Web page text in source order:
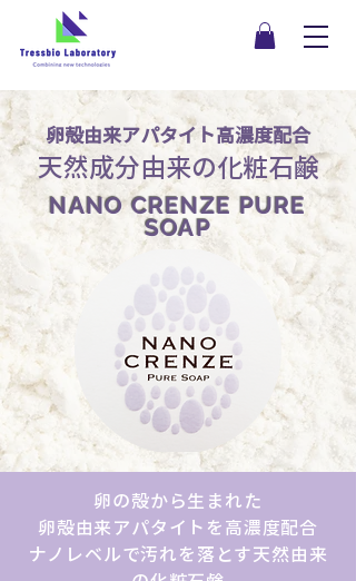
卵殻由来アパタイト高濃度配合
天然成分由来の化粧石鹸
NANO CRENZE PURE
SOAP
卵の殻から生まれた
卵殻由来アパタイトを高濃度配合
ナノレベルで汚れを落とす天然由来